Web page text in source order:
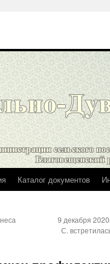
Каталог документов
9 декабря
С.